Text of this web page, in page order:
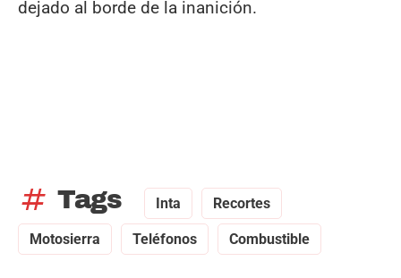
dejado al borde de la inanición.
tag Tags Inta Recortes
Motosierra Teléfonos Combustible